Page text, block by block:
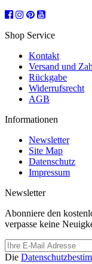
Shop Service
Kontakt
Versand und
Rückgabe
Widerrufsrecht
AGB
Informationen
Newsletter
Site Map
Datenschutz
Impressum
Newsletter
Abonniere den
verpasse keine
Die